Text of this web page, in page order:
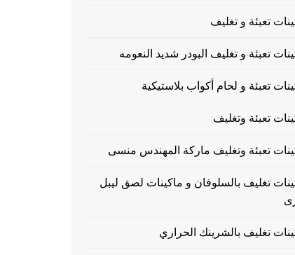
تعبئة و تغليف
تعبئة و تغليف البودر شديد النعومه
تعبئة و لحام أكواب بلاستيكية
تعبئة وتغليف
تعبئة وتغليف ماركة المهندس منسى
تغليف بالسلوفان و ماكينات لصق ليبل
تغليف بالشرينك الحراري